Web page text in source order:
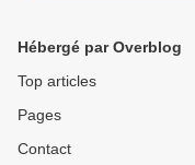
Hébergé par Overblog
Top articles
Pages
Contact